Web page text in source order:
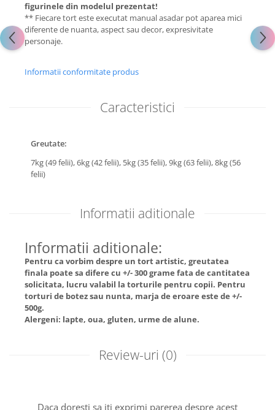
figurinele din modelul prezentat!
** Fiecare tort este executat manual asadar pot aparea mici
diferente de nuanta, aspect sau decor, expresivitate
personaje.
Informatii conformitate produs
Caracteristici
Greutate:
7kg (49 felii),6kg (42 felii), 5kg (35 felii),9kg (63 felii),8kg (56
felii)
Informatii aditionale
Informatii aditionale:
Pentru ca vorbim despre un tort artistic, greutatea
finala poate sa difere cu +/- 300 grame fata de cantitatea
solicitata, lucru valabil la torturile pentru copii. Pentru
torturi de botez sau nunta, marja de eroare este de +/-
500g.
Alergeni: lapte, oua, gluten, urme de alune.
Review-uri (0)
Daca doresti sa iti exprimi parerea despre acest